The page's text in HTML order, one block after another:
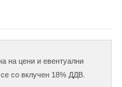
на цени и евентуални